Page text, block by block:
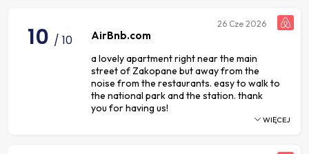
10 / 10 AirBnb.com
a lovely apartment right near the main
street of Zakopane but away from the
noise from the restaurants. easy to walk to
the national park and the station. thank
you for having us!
26 Cze 2026
WIĘCEJ